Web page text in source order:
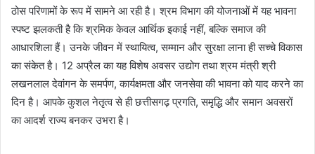
ठोस परिणामों के रूप में सामने आ रही है। श्रम विभाग की योजनाओं में यह भावना
स्पष्ट झलकती है कि श्रमिक केवल आर्थिक इकाई नहीं, बल्कि समाज की
आधारशिला हैं। उनके जीवन में स्थायित्व, सम्मान और सुरक्षा लाना ही सच्चे विकास
का संकेत है। 12 अप्रैल का यह विशेष अवसर उद्योग तथा श्रम मंत्री श्री
लखनलाल देवांगन के समर्पण, कार्यक्षमता और जनसेवा की भावना को याद करने का
दिन है। आपके कुशल नेतृत्व से ही छत्तीसगढ़ प्रगति, समृद्धि और समान अवसरों
का आदर्श राज्य बनकर उभरा है।